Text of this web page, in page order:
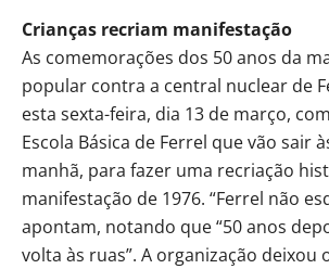
Crianças recriam manifestação
As comemorações dos 50 anos da
popular contra a central nuclear de
esta sexta-feira, dia 13 de março,
Escola Básica de Ferrel que vão sair
manhã, para fazer uma recriação
manifestação de 1976. “Ferrel não
apontam, notando que “50 anos
volta às ruas”. A organização deixou